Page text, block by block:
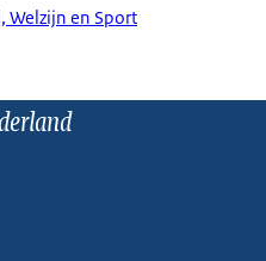
Welzijn en Sport